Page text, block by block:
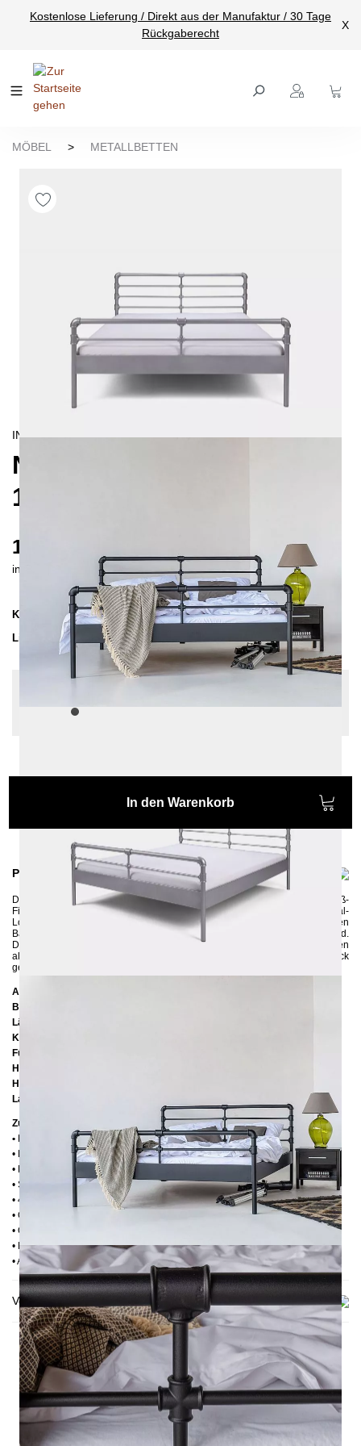
springen
Kostenlose Lieferung / Direkt aus der Manufaktur / 30 Tage
Rückgaberecht
X
MÖBEL > METALLBETTEN
INDUSTRIAL
NODUS METALLBETT
160X200 CM
1320 €
inkl. MwSt. inkl. Versandkosten (DE)
Kollektion
NODUS
Lieferzeit
4-5 Wochen | vsl. 3. Sep - 10. Sep
Farben:
Graphit
In den Warenkorb
Produktinformationen
Das MetallbettNODUS
wird in aufwändiger Handarbeit mit Temperguß-
Fittings verziert und dadurch erhält das Bett seinen einzigartigen Industrial-
Look. Es ist ein perfektes Bett für alle Fans von stylischen Lofts und kultigen
Backsteinfabriken, die auf der Suche nach originellen Möbelstücken sind.
Das Bett gibt es sowohl pulverbeschichtet in vier unterschiedlichen Farben
als auch "roh" mit Schleifspuren und Macken, nur mit durchsichtigem Lack
gegen Korrosion gesichert.
Abmessungen
Breite:
Länge:
Kopfteilhöhe:
Füßteilhöhe:
Höhe bis zur Rahmenunterkante:
Höhe bis zur Rahmenoberkante:
Lattenrostabsenkung:
Zusätzliche Informationen
•
• Pulverbesichtet
• Fußstopfen aus Kunststoff
• Seitenablagen für Lattenrost 2,8 cm
• 4 cm breite Mitteltraverse
• Ohne Lattenrost
• Ohne Matratze
• Lieferzustand: Zerlegt (in 2 Kartons)
• Andere RAL-Farben auf Anfrage möglich
Versand & Lieferung
DAS KÖNNTE DIR AUCH